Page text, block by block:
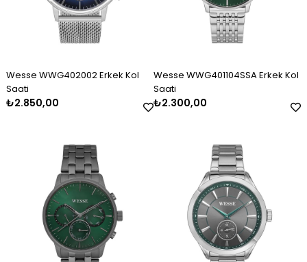
Wesse WWG402002 Erkek Kol
Saati
₺2.850,00
Wesse WWG401104SSA Erkek Kol
Saati
₺2.300,00